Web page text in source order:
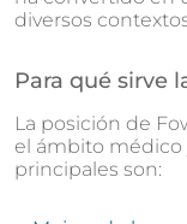
diversos
Para qué sirve
La posición de
el ámbito médico
principales son: